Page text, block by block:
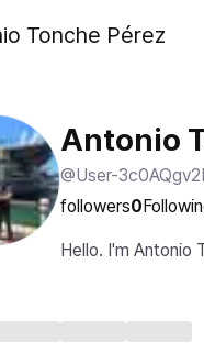
Tonche Pérez
Antonio
@User-
followers0
Hello. I'm Antonio